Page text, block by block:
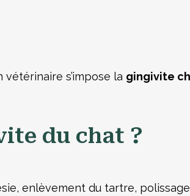
vétérinaire s’impose la gingivite
du chat ?
enlèvement du tartre,